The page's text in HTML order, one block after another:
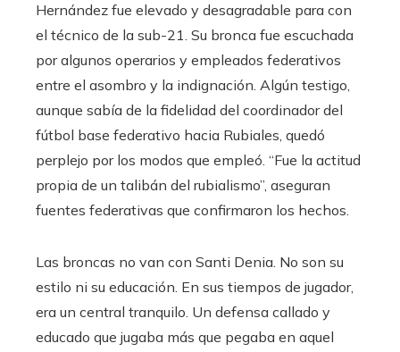
Hernández fue elevado y desagradable para con
el técnico de la sub-21. Su bronca fue escuchada
por algunos operarios y empleados federativos
entre el asombro y la indignación. Algún testigo,
aunque sabía de la fidelidad del coordinador del
fútbol base federativo hacia Rubiales, quedó
perplejo por los modos que empleó. “Fue la actitud
propia de un talibán del rubialismo”, aseguran
fuentes federativas que confirmaron los hechos.
Las broncas no van con Santi Denia. No son su
estilo ni su educación. En sus tiempos de jugador,
era un central tranquilo. Un defensa callado y
educado que jugaba más que pegaba en aquel